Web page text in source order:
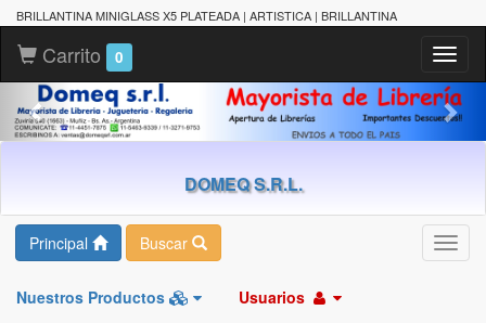
BRILLANTINA MINIGLASS X5 PLATEADA | ARTISTICA | BRILLANTINA
Carrito 0
DOMEQ S.R.L.
Principal Buscar
Nuestros Productos Usuarios